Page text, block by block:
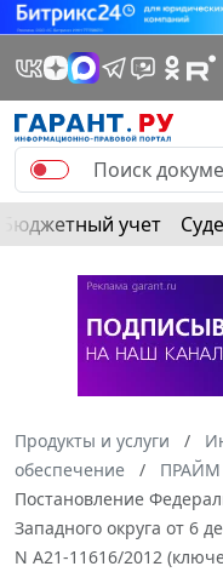
Бюджетный учет
Продукты и услуги
обеспечение
ПРАЙМ
Постановление
Западного округа от 6
N А21-11616/2012